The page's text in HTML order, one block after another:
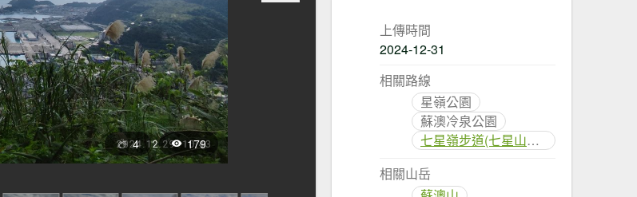
4 179
上傳時間
2024-12-31
相關路線
星嶺公園
蘇澳冷泉公園
七星嶺步道(七星山健康步道)
相關山岳